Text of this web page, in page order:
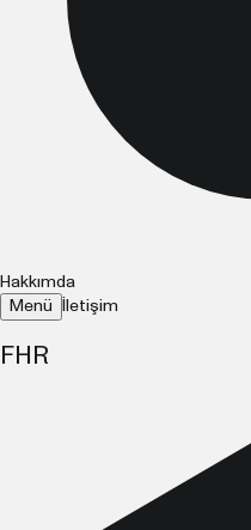
Hakkımda
Menü
İletişim
FHR